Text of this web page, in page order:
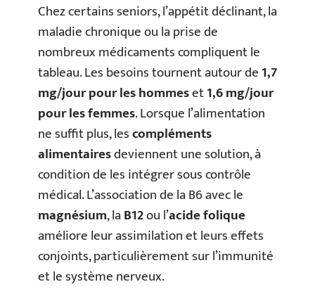
Chez certains seniors, l’appétit déclinant, la
maladie chronique ou la prise de
nombreux médicaments compliquent le
tableau. Les besoins tournent autour de1,7
mg/jour pour les hommeset1,6 mg/jour
pour les femmes. Lorsque l’alimentation
ne suffit plus, lescompléments
alimentairesdeviennent une solution, à
condition de les intégrer sous contrôle
médical. L’association de la B6 avec le
magnésium, laB12ou l’acide folique
améliore leur assimilation et leurs effets
conjoints, particulièrement sur l’immunité
et le système nerveux.